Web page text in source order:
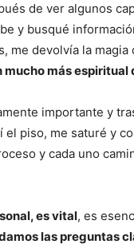
de ver algunos
y busqué
me devolvía la
más espiritual
importante y
piso, me saturé y
y cada uno
es vital, es
las preguntas